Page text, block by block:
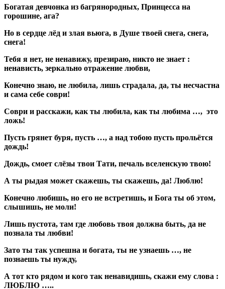
Богатая девчонка из багрянородных, Принцесса на
горошине, ага?
Но в сердце лёд и злая вьюга, в Душе твоей снега, снега,
снега!
Тебя я нет, не ненавижу, презираю, никто не знает :
ненависть, зеркально отражение любви,
Конечно знаю, не любила, лишь страдала, да, ты несчастна
и сама себе соври!
Соври и расскажи, как ты любила, как ты любима …, это
ложь!
Пусть грянет буря, пусть …, а над тобою пусть прольётся
дождь!
Дождь, смоет слёзы твои Тати, печаль вселенскую твою!
А ты рыдая может скажешь, ты скажешь, да! Люблю!
Конечно любишь, но его не встретишь, и Бога ты об этом,
слышишь, не моли!
Лишь пустота, там где любовь твоя должна быть, да не
познала ты любви!
Зато ты так успешна и богата, ты не узнаешь …, не
познаешь ты нужду,
А тот кто рядом и кого так ненавидишь, скажи ему слова :
ЛЮБЛЮ …..